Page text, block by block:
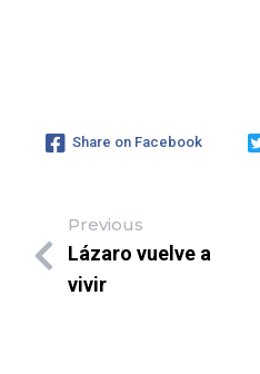
Share on Facebook
Previous
Lázaro vuelve a
vivir